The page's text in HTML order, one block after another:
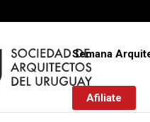
Semana
Afiliate